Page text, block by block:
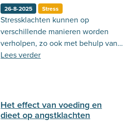
26-8-2025 Stress
Stressklachten kunnen op
verschillende manieren worden
verholpen, zo ook met behulp van
meditatie. Lees in deze blog over
Lees verder
Het effect van voeding en
dieet op angstklachten